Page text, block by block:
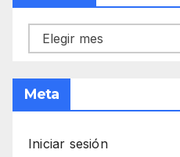
Archivos
Meta
Iniciar sesión